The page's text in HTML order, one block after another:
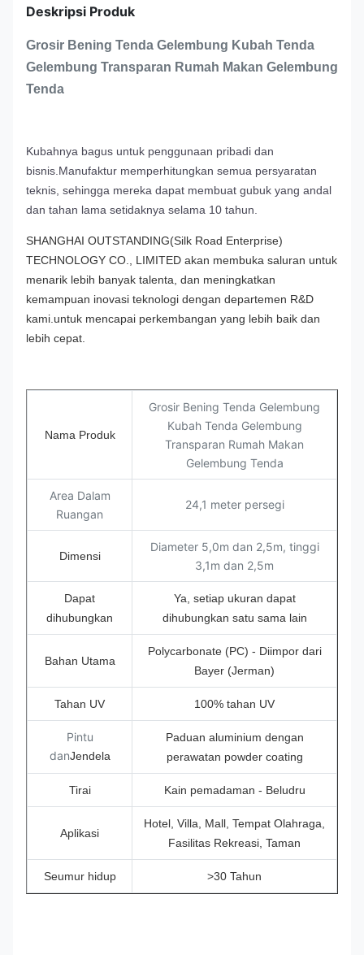
Deskripsi Produk
Grosir Bening Tenda Gelembung Kubah Tenda
Gelembung Transparan Rumah Makan Gelembung
Tenda
Kubahnya bagus untuk penggunaan pribadi dan
bisnis.Manufaktur memperhitungkan semua persyaratan
teknis, sehingga mereka dapat membuat gubuk yang andal
dan tahan lama setidaknya selama 10 tahun.
SHANGHAI OUTSTANDING(Silk Road Enterprise)
TECHNOLOGY CO., LIMITED akan membuka saluran untuk
menarik lebih banyak talenta, dan meningkatkan
kemampuan inovasi teknologi dengan departemen R&D
kami.untuk mencapai perkembangan yang lebih baik dan
lebih cepat.
Nama Produk
Grosir Bening Tenda Gelembung
Kubah Tenda Gelembung
Transparan Rumah Makan
Gelembung Tenda
Area Dalam
Ruangan
24,1 meter persegi
Dimensi
Diameter 5,0m dan 2,5m, tinggi
3,1m dan 2,5m
Dapat
dihubungkan
Ya, setiap ukuran dapat
dihubungkan satu sama lain
Bahan Utama
Polycarbonate (PC) - Diimpor dari
Bayer (Jerman)
Tahan UV 100% tahan UV
Pintu
danJendela
Paduan aluminium dengan
perawatan powder coating
Tirai Kain pemadaman - Beludru
Aplikasi
Hotel, Villa, Mall, Tempat Olahraga,
Fasilitas Rekreasi, Taman
Seumur hidup >30 Tahun